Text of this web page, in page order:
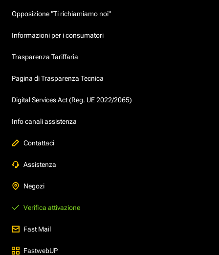
Opposizione "Ti richiamiamo noi"
Informazioni per i consumatori
Trasparenza Tariffaria
Pagina di Trasparenza Tecnica
Digital Services Act (Reg. UE 2022/2065)
Info canali assistenza
Contattaci
Assistenza
Negozi
Verifica attivazione
Fast Mail
FastwebUP